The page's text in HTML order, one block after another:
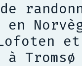
et
à Tromsø